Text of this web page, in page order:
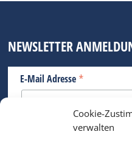
Cookie-
verwalten
NEWSLETTER
E-Mail Adresse *
Bitte geben Sie Ihre E-Mail Adresse ein.